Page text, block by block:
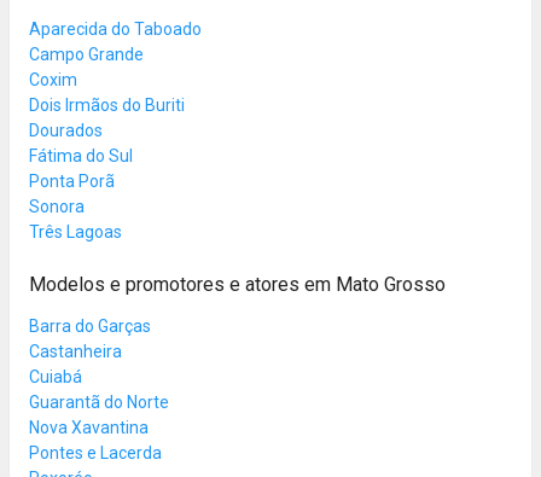
Aparecida do Taboado
Campo Grande
Coxim
Dois Irmãos do Buriti
Dourados
Fátima do Sul
Ponta Porã
Sonora
Três Lagoas
Modelos e promotores e atores em Mato Grosso
Barra do Garças
Castanheira
Cuiabá
Guarantã do Norte
Nova Xavantina
Pontes e Lacerda